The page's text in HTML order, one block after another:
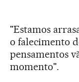
"Estamos
o falecimento
pensamentos
momento".